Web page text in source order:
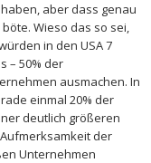
aber dass genau
Wieso das so sei,
in den USA 7
– 50% der
ausmachen. In
einmal 20% der
deutlich größeren
der
Unternehmen